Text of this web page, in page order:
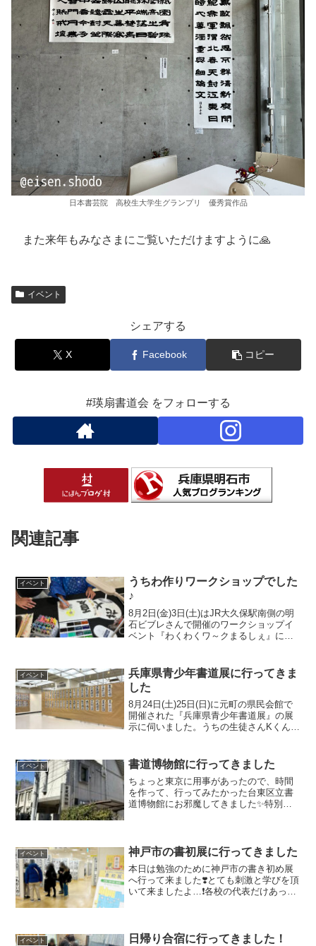
日本書芸院 高校生大学生グランプリ 優秀賞作品
また来年もみなさまにご覧いただけますように🙏
イベント
シェアする
X Facebook コピー
#瑛扇書道会 をフォローする
関連記事
イベント
うちわ作りワークショップでした
♪
8月2日(金)3日(土)はJR大久保駅南側の明
石ビブレさんで開催のワークショップイ
ベント『わくわくワ～クまるしぇ』に、
ンの効いた店内で快適に体験して頂けま
したよ😉まずは...
イベント
兵庫県青少年書道展に行ってきま
した
8月24日(土)25日(日)に元町の県民会館で
開催された『兵庫県青少年書道展』の展
示に伺いました。うちの生徒さんKくんが
ら師匠の教室の子たちの作品も見つつ、
私の勉強も...
イベント 書道博物館に行ってきました
ちょっと東京に用事があったので、時間
を作って、行ってみたかった台東区立書
道博物館にお邪魔してきました✨特別展
ているとは思わず……（ア...
イベント 神戸市の書初展に行ってきました
本日は勉強のために神戸市の書き初め展
へ行って来ました❣️とても刺激と学びを頂
いて来ましたよ…❗️各校の代表だけあっ
した😐ガンバリマス…...
イベント 日帰り合宿に行ってきました！